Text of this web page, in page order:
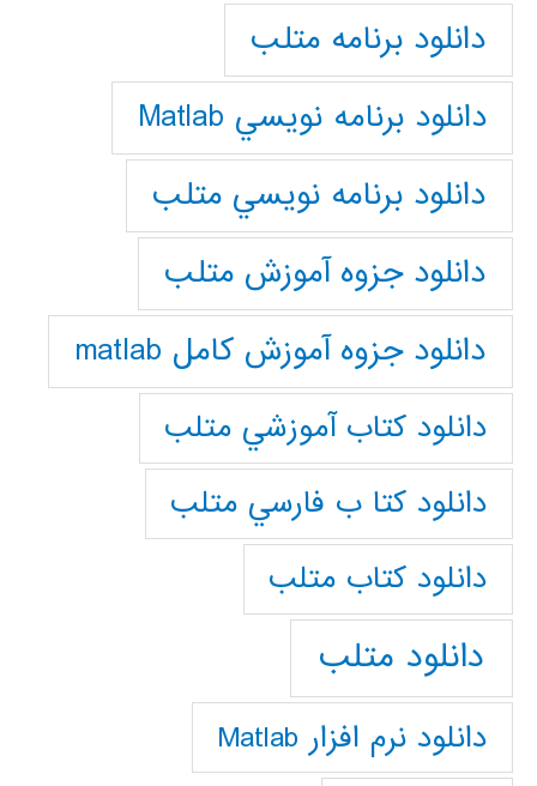
دانلود برنامه متلب
دانلود برنامه نويسي Matlab
دانلود برنامه نويسي متلب
دانلود جزوه آموزش متلب
دانلود جزوه آموزش کامل matlab
دانلود كتاب آموزشي متلب
دانلود كتا ب فارسي متلب
دانلود كتاب متلب
دانلود متلب
دانلود نرم افزار Matlab